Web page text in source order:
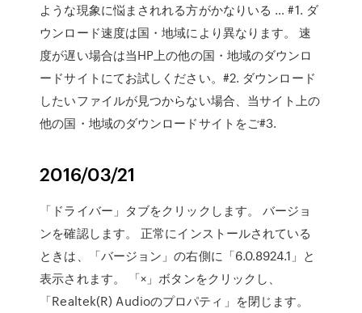
ような現象に悩まされれる方がかなりいる … #1. ダ
ウンロード速度は国・地域により異なります。 速
度が遅い場合は当HP上の他の国・地域のダウンロ
ードサイトにてお試しください。#2. ダウンロード
したいファイルが見つからない場合、当サイト上の
他の国・地域のダウンロードサイトをご#3.
2016/03/21
「ドライバー」タブをクリックします。 バージョ
ンを確認します。 正常にインストールされている
ときは、「バージョン」の右側に「6.0.8924.1」と
表示されます。 「×」ボタンをクリックし、
「Realtek(R) Audioのプロパティ」を閉じます。